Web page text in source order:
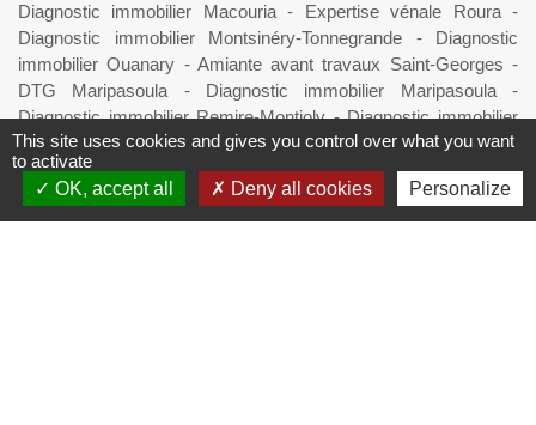
Diagnostic immobilier Macouria- Expertise vénale Roura-
Diagnostic immobilier Montsinéry-Tonnegrande - Diagnostic
immobilier Ouanary - Amiante avant travaux Saint-Georges -
DTG Maripasoula - Diagnostic immobilier Maripasoula-
Diagnostic immobilier Remire-Montjoly-Diagnostic immobilier
DOM- Amiante avant travaux Apatou-Diagnostic immobilier
Remire-Montjoly-DPE Saint-Élie-Diagnostic immobilier Mana
DTG Kourou-Diagnostic immobilier Apatou
Amiante avant
travaux Saint-Laurent-du-Maroni-Diagnostic amiante
This site uses cookies and gives you control over what you want
to activate
OK, accept all
Deny all cookies Personalize